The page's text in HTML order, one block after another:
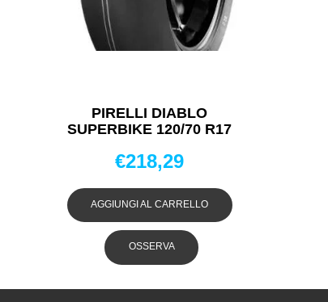
PIRELLI DIABLO
SUPERBIKE 120/70 R17
€218,29
AGGIUNGI AL CARRELLO
OSSERVA